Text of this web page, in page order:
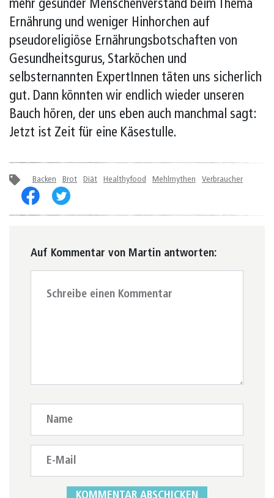
mehr gesunder Menschenverstand beim Thema
Ernährung und weniger Hinhorchen auf
pseudoreligiöse Ernährungsbotschaften von
Gesundheitsgurus, Starköchen und
selbsternannten ExpertInnen täten uns sicherlich
gut. Dann könnten wir endlich wieder unseren
Bauch hören, der uns eben auch manchmal sagt:
Jetzt ist Zeit für eine Käsestulle.
Backen Brot Diät Healthyfood Mehlmythen Verbraucher
Auf Kommentar von Martin antworten: